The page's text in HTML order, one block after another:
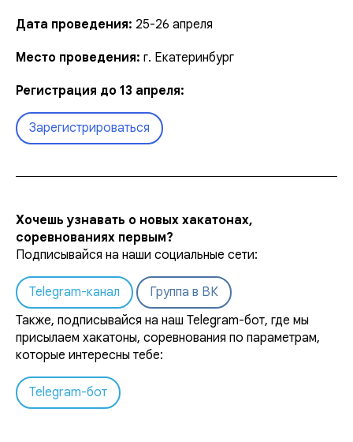
Дата проведения: 25-26 апреля
Место проведения: г. Екатеринбург
Регистрация до 13 апреля:
Зарегистрироваться
Хочешь узнавать о новых хакатонах,
соревнованиях первым?
Подписывайся на наши социальные сети:
Telegram-канал
Группа в ВК
Также, подписывайся на наш Telegram-бот, где мы
присылаем хакатоны, соревнования по параметрам,
которые интересны тебе:
Telegram-бот